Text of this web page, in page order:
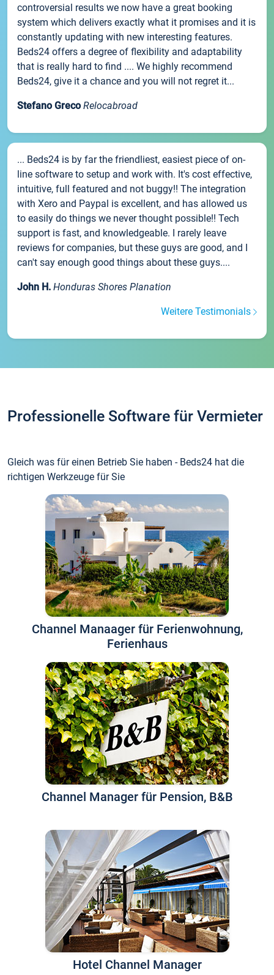
controversial results we now have a great booking
system which delivers exactly what it promises and it is
constantly updating with new interesting features.
Beds24 offers a degree of flexibility and adaptability
that is really hard to find .... We highly recommend
Beds24, give it a chance and you will not regret it...
Stefano Greco Relocabroad
... Beds24 is by far the friendliest, easiest piece of on-
line software to setup and work with. It's cost effective,
intuitive, full featured and not buggy!! The integration
with Xero and Paypal is excellent, and has allowed us
to easily do things we never thought possible!! Tech
support is fast, and knowledgeable. I rarely leave
reviews for companies, but these guys are good, and I
can't say enough good things about these guys....
John H. Honduras Shores Planation
Weitere Testimonials
Professionelle Software für Vermieter
Gleich was für einen Betrieb Sie haben - Beds24 hat die
richtigen Werkzeuge für Sie
Channel Manaager für Ferienwohnung,
Ferienhaus
Channel Manager für Pension, B&B
Hotel Channel Manager